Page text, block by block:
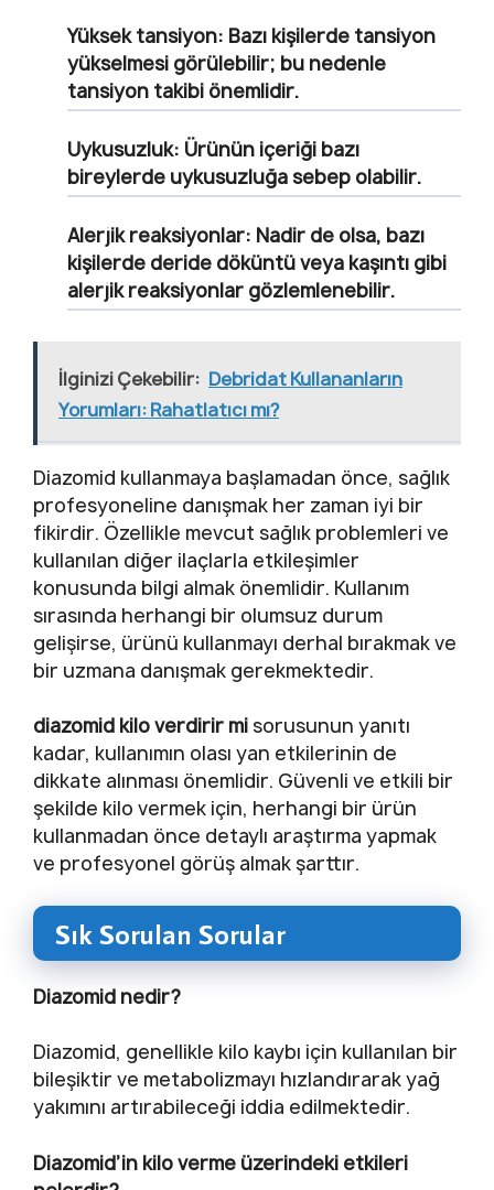
Yüksek tansiyon: Bazı kişilerde tansiyon
yükselmesi görülebilir; bu nedenle
tansiyon takibi önemlidir.
Uykusuzluk: Ürünün içeriği bazı
bireylerde uykusuzluğa sebep olabilir.
Alerjik reaksiyonlar: Nadir de olsa, bazı
kişilerde deride döküntü veya kaşıntı gibi
alerjik reaksiyonlar gözlemlenebilir.
İlginizi Çekebilir: Debridat Kullananların
Yorumları: Rahatlatıcı mı?
Diazomid kullanmaya başlamadan önce, sağlık
profesyoneline danışmak her zaman iyi bir
fikirdir. Özellikle mevcut sağlık problemleri ve
kullanılan diğer ilaçlarla etkileşimler
konusunda bilgi almak önemlidir. Kullanım
sırasında herhangi bir olumsuz durum
gelişirse, ürünü kullanmayı derhal bırakmak ve
bir uzmana danışmak gerekmektedir.
diazomid kilo verdirir mi sorusunun yanıtı
kadar, kullanımın olası yan etkilerinin de
dikkate alınması önemlidir. Güvenli ve etkili bir
şekilde kilo vermek için, herhangi bir ürün
kullanmadan önce detaylı araştırma yapmak
ve profesyonel görüş almak şarttır.
Sık Sorulan Sorular
Diazomid nedir?
Diazomid, genellikle kilo kaybı için kullanılan bir
bileşiktir ve metabolizmayı hızlandırarak yağ
yakımını artırabileceği iddia edilmektedir.
Diazomid’in kilo verme üzerindeki etkileri